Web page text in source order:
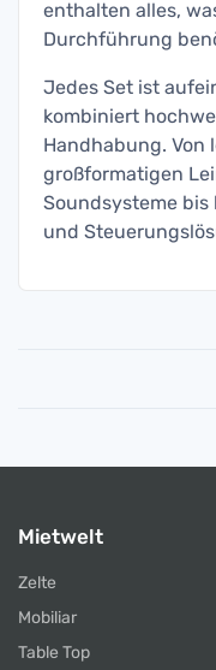
enthalten alles,
Durchführung
Jedes Set ist
kombiniert
Handhabung. Von
großformatigen
Soundsysteme
und
Mietwelt
Zelte
Mobiliar
Table Top